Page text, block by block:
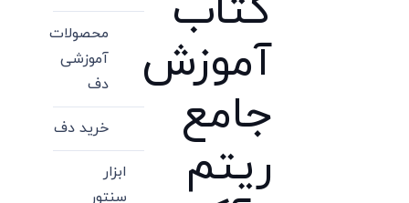
آموزش
جامع
ریتم
محصولات
آموزشی
دف
خرید دف
ابزار
سنتور